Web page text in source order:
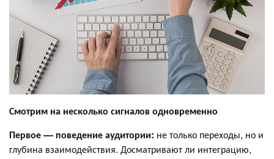
Смотрим на несколько сигналов одновременно
Первое — поведение аудитории: не только переходы, но и
глубина взаимодействия. Досматривают ли интеграцию,